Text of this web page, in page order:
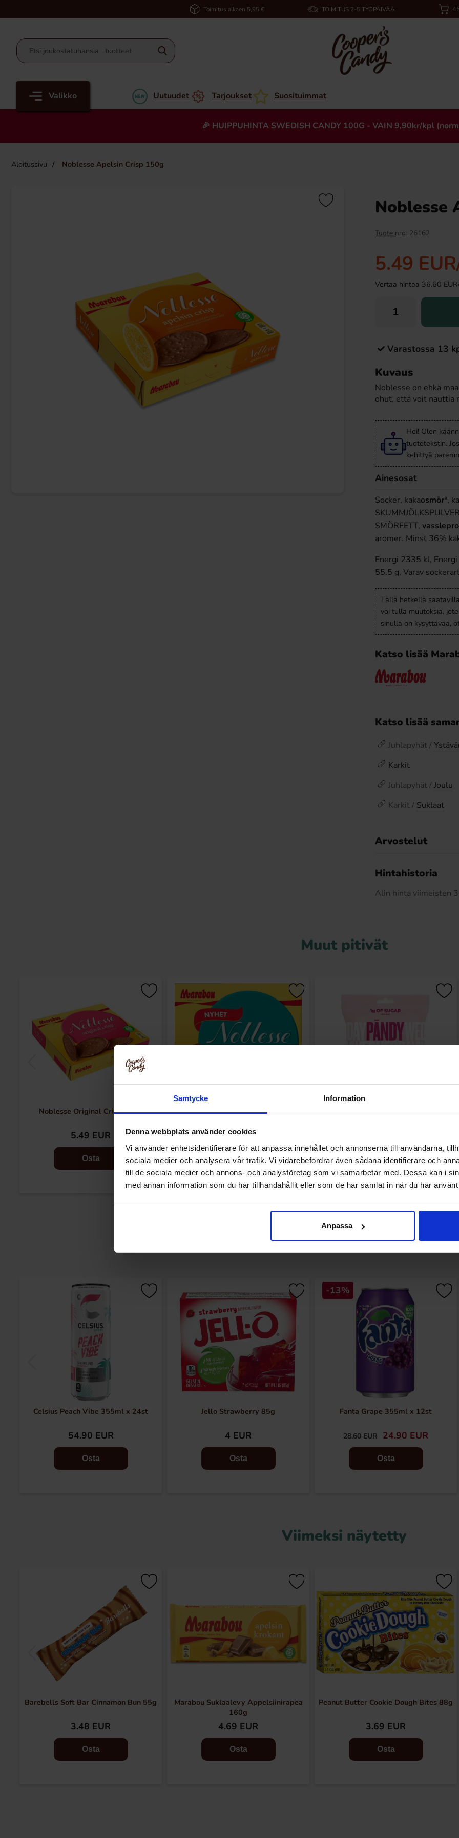
Samtycke Information
Denna webbplats använder cookies
Vi använder enhetsidentifierare för att anpassa innehållet och annonserna till användarna,
sociala medier och analysera vår trafik. Vi vidarebefordrar även sådana identifierare och
till de sociala medier och annons- och analysföretag som vi samarbetar med. Dessa kan i
med annan information som du har tillhandahållit eller som de har samlat in när du har
Anpassa
Toimitus alkaen 5,95 € TOIMITUS 2-5 TYÖPÄIVÄÄ
Valikko Uutuudet Tarjoukset Suosituimmat
🎉 HUIPPUHINTA SWEDISH CANDY 100G - VAIN 9,90kr/kpl
Aloitussivu Noblesse Apelsin Crisp 150g
Franska Mintkolor 600g Johny Bee Fire Spray 70ml
1.69 EUR
Fazer Viol Tablettipussi 38g
1.09 EUR
Noblesse
Tuote nro: 26162
5.49 EUR
Vertaa hintaa 36.60
Varastossa 13
Kuvaus
Noblesse on ehkä
ohut, että voit nauttia
Hei! Olen
tuotetekstin.
kehittyä
Ainesosat
Socker, kakaosmör*,
SMÖRFETT, vassle
aromer. Minst 36%
Energi 2335 kJ,
55.5 g, Varav
Tällä hetkellä
voi tulla muutoksia,
sinulla on kysyttävää,
Katso lisää
Katso lisää
Juhlapyhät /
Karkit
Juhlapyhät / Joulu
Karkit / Suklaat
Arvostelut
Hintahistoria
Alin hinta viimeisten
Muut pitivät
Noblesse Original Crisp 150g
5.49 EUR
Osta
Noblesse Havssalt Crisp 150g
5.49 EUR
Osta
Pändy Berry Ovals 50g
Osta
Muutkin ostivat
Celsius Peach Vibe 355ml x 24st
54.90 EUR
Osta
Jello Strawberry 85g
4 EUR
Osta
-13%
Fanta Grape 355ml x 12st
28.60 EUR 24.90 EUR
Osta
Viimeksi näytetty
Barebells Soft Bar Cinnamon Bun 55g
3.48 EUR
Osta
Marabou Suklaalevy Appelsiinirapea
160g
4.69 EUR
Osta
Peanut Butter Cookie Dough Bites 88g
3.69 EUR
Osta